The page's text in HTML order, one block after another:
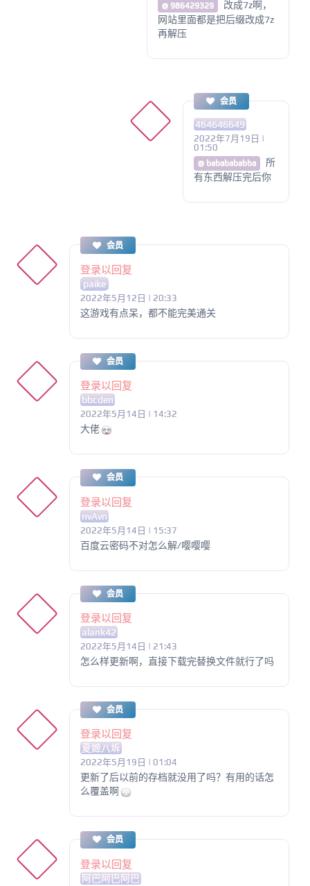
@ 986429329
改成7z啊，
网站里面都是把后缀改成7z
再解压
会员
464646649
2022年7月19日 |
01:50
@ bababababba
所
有东西解压完后你
会员
登录以回复
paike
2022年5月12日 | 20:33
这游戏有点呆，都不能完美通关
会员
登录以回复
bbcden
2022年5月14日 | 14:32
大佬
会员
登录以回复
nvAvn
2022年5月14日 | 15:37
百度云密码不对怎么解/嘤嘤嘤
会员
登录以回复
alank42
2022年5月14日 | 21:43
怎么样更新啊，直接下载完替换文件就行了吗
会员
登录以回复
夏姬八坼
2022年5月19日 | 01:04
更新了后以前的存档就没用了吗？有用的话怎
么覆盖啊
会员
登录以回复
阿巴阿巴阿巴